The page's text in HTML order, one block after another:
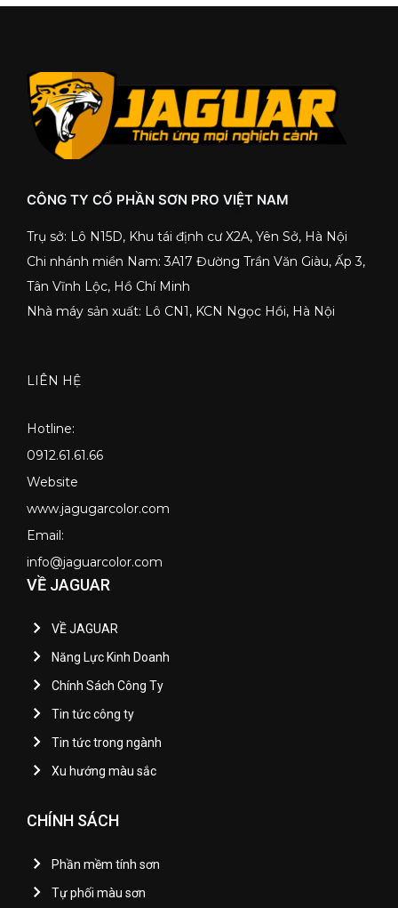
CÔNG TY CỔ PHẦN SƠN PRO VIỆT NAM
Trụ sở: Lô N15D, Khu tái định cư X2A, Yên Sở, Hà Nội
Chi nhánh miền Nam: 3A17 Đường Trần Văn Giàu, Ấp 3,
Tân Vĩnh Lộc, Hồ Chí Minh
Nhà máy sản xuất: Lô CN1, KCN Ngọc Hồi, Hà Nội
LIÊN HỆ
Hotline:
0912.61.61.66
Website
www.jagugarcolor.com
Email:
info@jaguarcolor.com
VỀ JAGUAR
VỀ JAGUAR
Năng Lực Kinh Doanh
Chính Sách Công Ty
Tin tức công ty
Tin tức trong ngành
Xu hướng màu sắc
CHÍNH SÁCH
Phần mềm tính sơn
Tự phối màu sơn